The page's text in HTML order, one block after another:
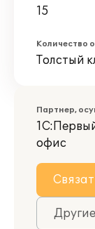
15
Количество
Толстый
Партнер,
офис